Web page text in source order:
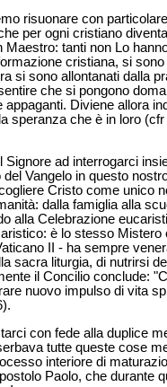
risuonare con
per ogni cristiano
Maestro: tanti non Lo
cristiana, si
si sono allontanati dalla
che si pongono
Diviene allora
speranza che è in loro (cfr
Signore ad interrogarci
del Vangelo in questo
Cristo come unico
dalla famiglia alla
alla Celebrazione
è lo stesso
II - ha sempre
sacra liturgia, di nutrirsi
il Concilio conclude:
nuovo impulso di vita
con fede alla duplice
tutte queste cose
interiore di
Paolo, che durante